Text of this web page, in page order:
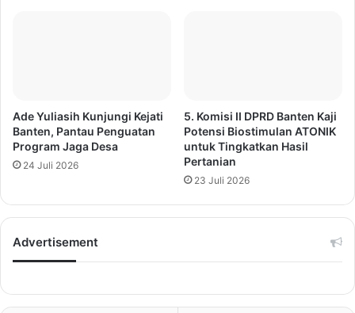
Ade Yuliasih Kunjungi Kejati
Banten, Pantau Penguatan
Program Jaga Desa
24 Juli 2026
5. Komisi II DPRD Banten Kaji
Potensi Biostimulan ATONIK
untuk Tingkatkan Hasil
Pertanian
23 Juli 2026
Advertisement